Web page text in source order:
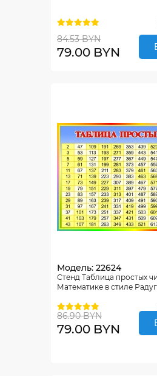
84.53 BYN
79.00 BYN
Модель: 22624
Стенд Таблица простых
Математике в стиле
86.90 BYN
79.00 BYN